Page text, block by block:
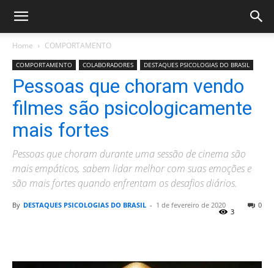
Home COMPORTAMENTO
COMPORTAMENTO COLABORADORES DESTAQUES PSICOLOGIAS DO BRASIL
Pessoas que choram vendo
filmes são psicologicamente
mais fortes
Pessoas que choram durante uma sessão de cinema são
mais empáticos, sabem lidar melhor com suas emoções e
são mais fortes quando enfrentam os desafios diários.
By DESTAQUES PSICOLOGIAS DO BRASIL - 1 de fevereiro de 2020 0
3